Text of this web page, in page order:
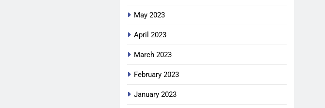
May 2023
April 2023
March 2023
February 2023
January 2023